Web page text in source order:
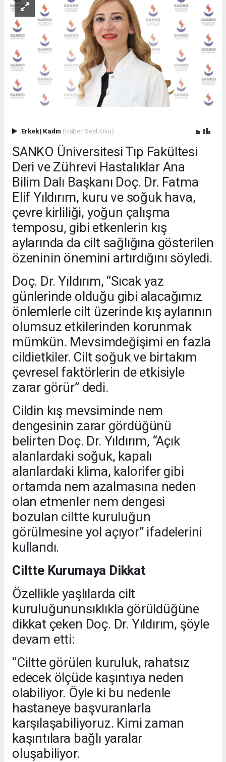
Erkek| Kadın (Haberi Sesli Oku)
SANKO Üniversitesi Tıp Fakültesi
Deri ve Zührevi Hastalıklar Ana
Bilim Dalı Başkanı Doç. Dr. Fatma
Elif Yıldırım, kuru ve soğuk hava,
çevre kirliliği, yoğun çalışma
temposu, gibi etkenlerin kış
aylarında da cilt sağlığına gösterilen
özeninin önemini artırdığını söyledi.
Doç. Dr. Yıldırım, “Sıcak yaz
günlerinde olduğu gibi alacağımız
önlemlerle cilt üzerinde kış aylarının
olumsuz etkilerinden korunmak
mümkün. Mevsimdeğişimi en fazla
cildietkiler. Cilt soğuk ve birtakım
çevresel faktörlerin de etkisiyle
zarar görür” dedi.
Cildin kış mevsiminde nem
dengesinin zarar gördüğünü
belirten Doç. Dr. Yıldırım, “Açık
alanlardaki soğuk, kapalı
alanlardaki klima, kalorifer gibi
ortamda nem azalmasına neden
olan etmenler nem dengesi
bozulan ciltte kuruluğun
görülmesine yol açıyor” ifadelerini
kullandı.
Ciltte Kurumaya Dikkat
Özellikle yaşlılarda cilt
kuruluğununsıklıkla görüldüğüne
dikkat çeken Doç. Dr. Yıldırım, şöyle
devam etti:
“Ciltte görülen kuruluk, rahatsız
edecek ölçüde kaşıntıya neden
olabiliyor. Öyle ki bu nedenle
hastaneye başvuranlarla
karşılaşabiliyoruz. Kimi zaman
kaşıntılara bağlı yaralar
oluşabiliyor.